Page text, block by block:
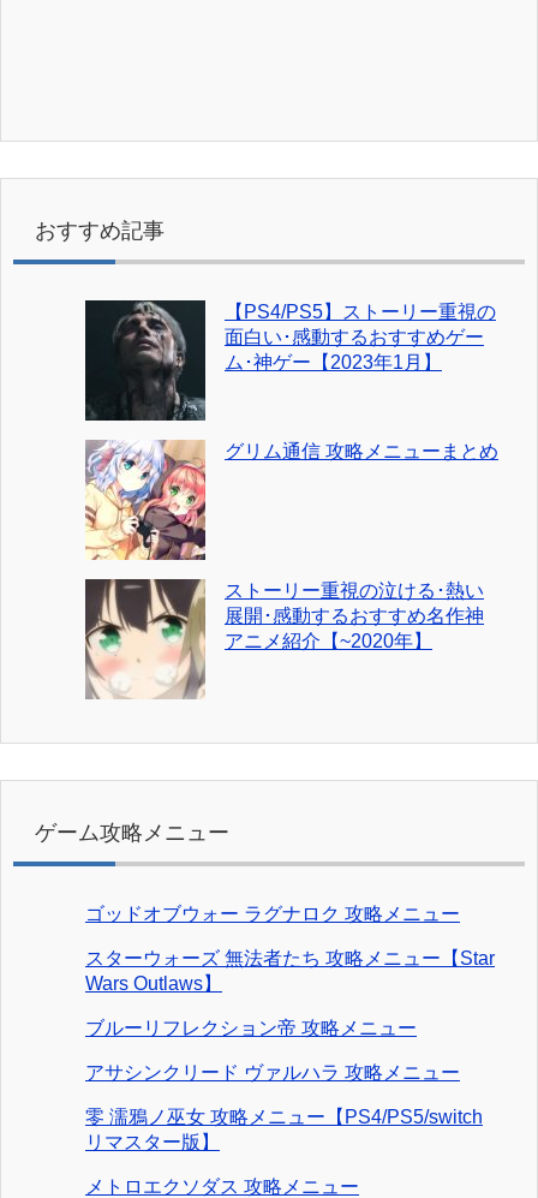
おすすめ記事
【PS4/PS5】ストーリー重視の
面白い･感動するおすすめゲー
ム･神ゲー【2023年1月】
グリム通信 攻略メニューまとめ
ストーリー重視の泣ける･熱い
展開･感動するおすすめ名作神
アニメ紹介【~2020年】
ゲーム攻略メニュー
ゴッドオブウォー ラグナロク 攻略メニュー
スターウォーズ 無法者たち 攻略メニュー【Star
Wars Outlaws】
ブルーリフレクション帝 攻略メニュー
アサシンクリード ヴァルハラ 攻略メニュー
零 濡鴉ノ巫女 攻略メニュー【PS4/PS5/switch
リマスター版】
メトロエクソダス 攻略メニュー